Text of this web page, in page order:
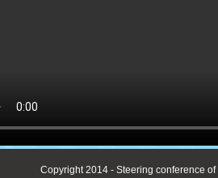
Copyright 2014 - Steering conference